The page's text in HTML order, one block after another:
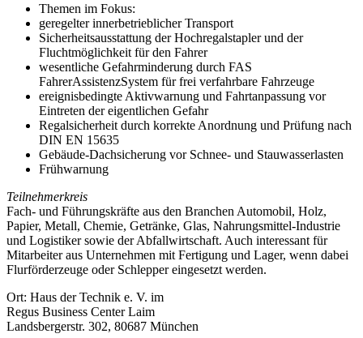
Themen im Fokus:
geregelter innerbetrieblicher Transport
Sicherheitsausstattung der Hochregalstapler und der
Fluchtmöglichkeit für den Fahrer
wesentliche Gefahrminderung durch FAS
FahrerAssistenzSystem für frei verfahrbare Fahrzeuge
ereignisbedingte Aktivwarnung und Fahrtanpassung vor
Eintreten der eigentlichen Gefahr
Regalsicherheit durch korrekte Anordnung und Prüfung nach
DIN EN 15635
Gebäude-Dachsicherung vor Schnee- und Stauwasserlasten
Frühwarnung
Teilnehmerkreis
Fach- und Führungskräfte aus den Branchen Automobil, Holz,
Papier, Metall, Chemie, Getränke, Glas, Nahrungsmittel-Industrie
und Logistiker sowie der Abfallwirtschaft. Auch interessant für
Mitarbeiter aus Unternehmen mit Fertigung und Lager, wenn dabei
Flurförderzeuge oder Schlepper eingesetzt werden.
Ort: Haus der Technik e. V. im
Regus Business Center Laim
Landsbergerstr. 302, 80687 München